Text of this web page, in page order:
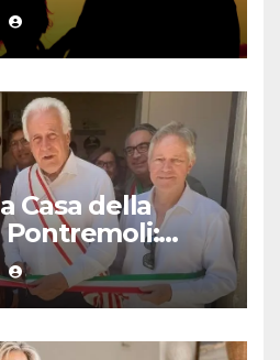
Casa della
Pontremoli:
di euro di
Pnrr